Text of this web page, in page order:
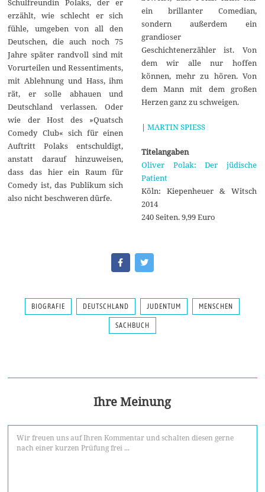
Schulfreundin Polaks, der er
erzählt, wie schlecht er sich
fühle, umgeben von all den
Deutschen, die auch noch 75
Jahre später randvoll sind mit
Vorurteilen und Ressentiments,
mit Ablehnung und Hass, ihm
rät, er solle abhauen und
Deutschland verlassen. Oder
wie der Host des »Quatsch
Comedy Club« sich für einen
Auftritt Polaks entschuldigt,
anstatt darauf hinzuweisen,
dass das hier ein Raum für
Comedy ist, das Publikum sich
also nicht beschweren dürfe.
ein brillanter Comedian,
sondern außerdem ein
grandioser
Geschichtenerzähler ist. Von
dem wir alle nur hoffen
können, mehr zu hören. Von
dem Mann mit dem großen
Herzen ganz zu schweigen.
| MARTIN SPIESS
Titelangaben
Oliver Polak: Der jüdische
Patient
Köln: Kiepenheuer & Witsch
2014
240 Seiten. 9,99 Euro
BIOGRAFIE DEUTSCHLAND JUDENTUM MENSCHEN
SACHBUCH
Ihre Meinung